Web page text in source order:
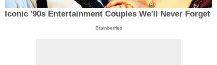
Iconic '90s Entertainment Couples We'll Never Forget
Brainberries